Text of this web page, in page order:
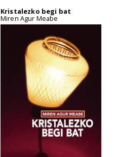
Kristalezko begi bat
Miren Agur Meabe